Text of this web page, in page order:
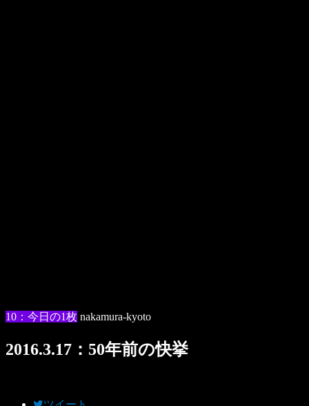
10：今日の1枚 nakamura-kyoto
2016.3.17：50年前の快挙